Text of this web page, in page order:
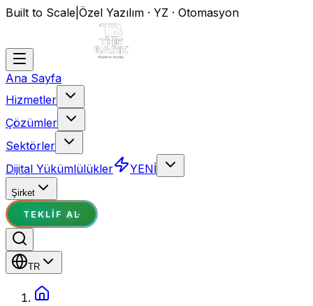
Built to Scale Özel Yazılım · YZ · Otomasyon
Ana Sayfa
Hizmetler
Çözümler
Sektörler
Dijital Yükümlülükler
YENİ
Şirket
TEKLIF AL
TR